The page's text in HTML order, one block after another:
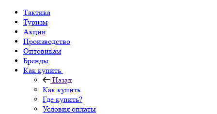
Тактика
Туризм
Акции
Производство
Оптовикам
Бренды
Как купить
Назад
Как купить
Где купить?
Условия оплаты